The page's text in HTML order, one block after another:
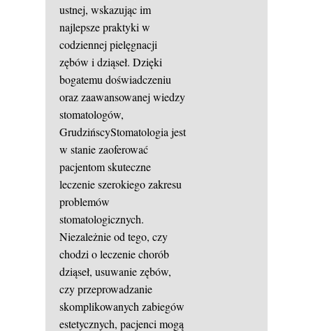
ustnej, wskazując im
najlepsze praktyki w
codziennej pielęgnacji
zębów i dziąseł. Dzięki
bogatemu doświadczeniu
oraz zaawansowanej wiedzy
stomatologów,
GrudzińscyStomatologia jest
w stanie zaoferować
pacjentom skuteczne
leczenie szerokiego zakresu
problemów
stomatologicznych.
Niezależnie od tego, czy
chodzi o leczenie chorób
dziąseł, usuwanie zębów,
czy przeprowadzanie
skomplikowanych zabiegów
estetycznych, pacjenci mogą